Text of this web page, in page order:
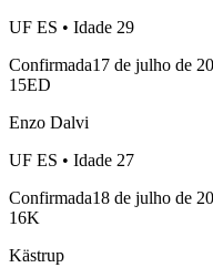
UF ES • Idade 29
Confirmada17 de julho de
15ED
Enzo Dalvi
UF ES • Idade 27
Confirmada18 de julho de
16K
Kästrup